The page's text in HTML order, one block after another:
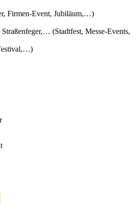
Firmen-Event, Jubiläum,…)
(Stadtfest, Messe-Events,